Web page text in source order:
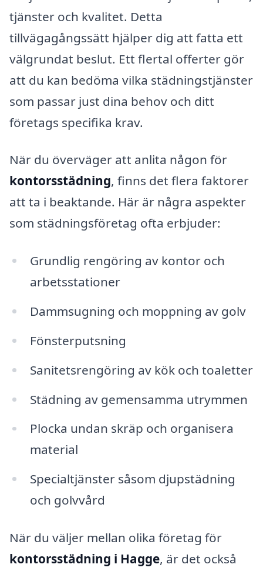
tjänster och kvalitet. Detta
tillvägagångssätt hjälper dig att fatta ett
välgrundat beslut. Ett flertal offerter gör
att du kan bedöma vilka städningstjänster
som passar just dina behov och ditt
företags specifika krav.
När du överväger att anlita någon för
kontorsstädning, finns det flera faktorer
att ta i beaktande. Här är några aspekter
som städningsföretag ofta erbjuder:
Grundlig rengöring av kontor och
arbetsstationer
Dammsugning och moppning av golv
Fönsterputsning
Sanitetsrengöring av kök och toaletter
Städning av gemensamma utrymmen
Plocka undan skräp och organisera
material
Specialtjänster såsom djupstädning
och golvvård
När du väljer mellan olika företag för
kontorsstädning i Hagge, är det också